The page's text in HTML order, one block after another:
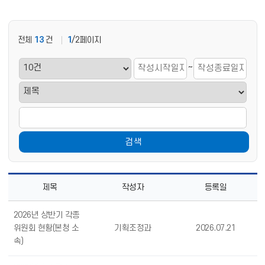
전체 13 건 1 /2페이지
~
검색
직
관
리
제목 작성자 등록일
2026년 상반기 각종
위원회 현황(본청 소
속)
기획조정과 2026.07.21